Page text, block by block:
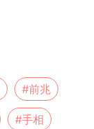
#前兆
#手相